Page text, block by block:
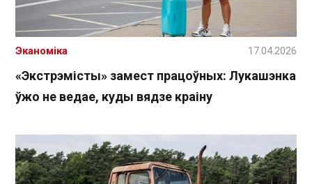
«Экстрэмісты» замест працоўных: Лукашэнка
ўжо не ведае, куды вядзе краіну
Эканоміка 17.04.2026